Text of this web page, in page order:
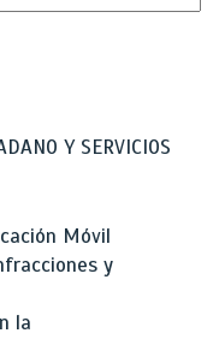
Y SERVICIOS
Móvil
y
la